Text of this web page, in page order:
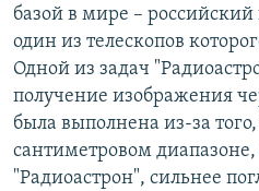
базой в мире –
один из телескопов
Одной из задач
получение изображения
была выполнена из-за
сантиметровом
"Радиоастрон", сильнее